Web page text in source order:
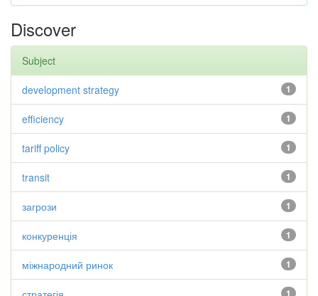
Discover
Subject
1
development strategy
1
efficiency
1
tariff policy
1
transit
1
загрози
1
конкуренція
1
міжнародний ринок
1